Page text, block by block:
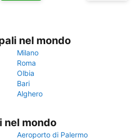
nel mondo
Milano
Roma
Olbia
Bari
Alghero
nel mondo
Aeroporto di Palermo